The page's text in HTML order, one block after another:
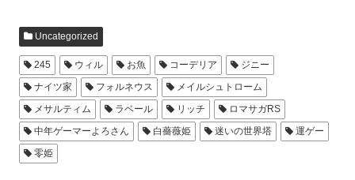
Uncategorized
245 ウィル お魚 コーデリア
ジニー
ナイツ家
フォルネウス
メイルシュトローム
メサルティム
ラベール リッチ
ロマサガRS
中年ゲーマーよろさん
白薔薇姫 迷いの世界塔
運ゲー
零姫